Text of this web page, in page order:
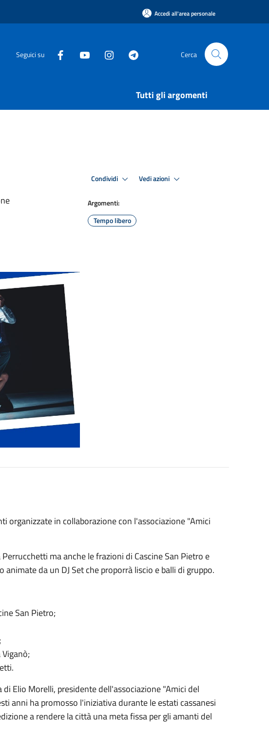
Accedi all'area personale
Seguici su Cerca
Tutti gli argomenti
Condividi Vedi azioni
Argomenti:
Tempo libero
organizzate in collaborazione con l'associazione "Amici
ma anche le frazioni di Cascine San Pietro e
da un DJ Set che proporrà liscio e balli di gruppo.
San Pietro;
Elio Morelli, presidente dell'associazione "Amici del
anni ha promosso l'iniziativa durante le estati cassanesi
a rendere la città una meta fissa per gli amanti del